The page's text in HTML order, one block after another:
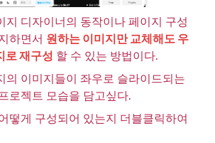
지 디자이너의 동작이나 페이지 구성
하면서 원하는 이미지만 교체해도 우
로 재구성 할 수 있는 방법이다.
의 이미지들이 좌우로 슬라이드되는
로젝트 모습을 담고싶다.
떻게 구성되어 있는지 더블클릭하여